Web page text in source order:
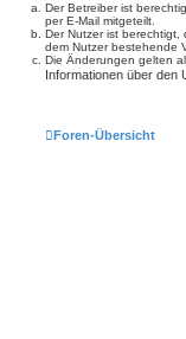
Der Betreiber ist
per E-Mail mitgeteilt.
Der Nutzer ist berechtigt,
dem Nutzer bestehende
Die Änderungen gelten
Informationen über den
Foren-Übersicht